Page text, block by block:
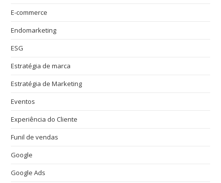
E-commerce
Endomarketing
ESG
Estratégia de marca
Estratégia de Marketing
Eventos
Experiência do Cliente
Funil de vendas
Google
Google Ads